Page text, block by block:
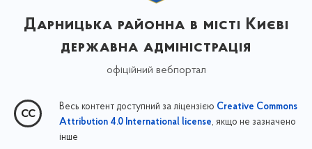
Дарницька районна в місті Києві
державна адміністрація
офіційний вебпортал
Весь контент доступний за ліцензією Creative Commons
Attribution 4.0 International license, якщо не зазначено
інше